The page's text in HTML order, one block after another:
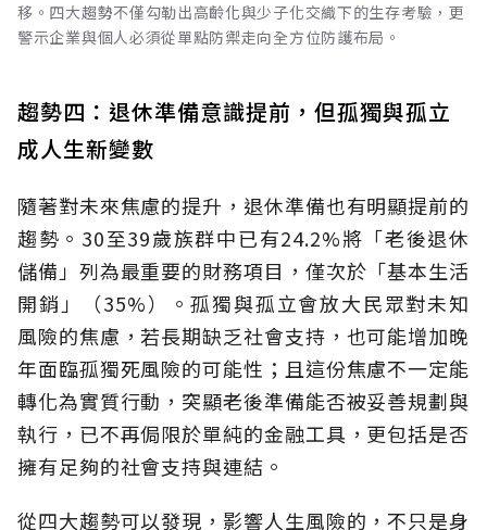
移。四大趨勢不僅勾勒出高齡化與少子化交織下的生存考驗，更
警示企業與個人必須從單點防禦走向全方位防護布局。
趨勢四：退休準備意識提前，但孤獨與孤立
成人生新變數
隨著對未來焦慮的提升，退休準備也有明顯提前的
趨勢。30至39歲族群中已有24.2%將「老後退休
儲備」列為最重要的財務項目，僅次於「基本生活
開銷」（35%）。孤獨與孤立會放大民眾對未知
風險的焦慮，若長期缺乏社會支持，也可能增加晚
年面臨孤獨死風險的可能性；且這份焦慮不一定能
轉化為實質行動，突顯老後準備能否被妥善規劃與
執行，已不再侷限於單純的金融工具，更包括是否
擁有足夠的社會支持與連結。
從四大趨勢可以發現，影響人生風險的，不只是身